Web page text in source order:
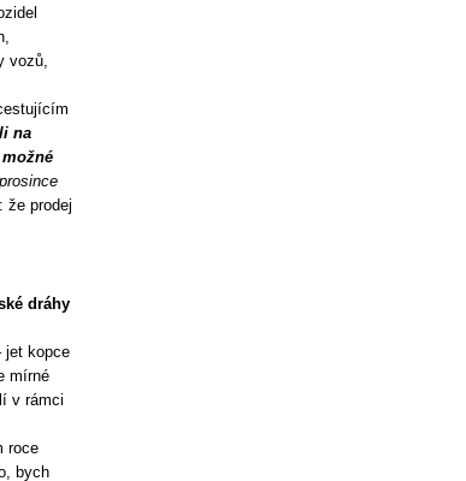
vozů,
na
že prodej
dráhy
jet kopce
mírné
v rámci
roce
bych